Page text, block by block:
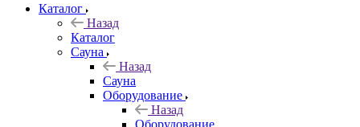
Каталог
Назад
Каталог
Сауна
Назад
Сауна
Оборудование
Назад
Оборудование